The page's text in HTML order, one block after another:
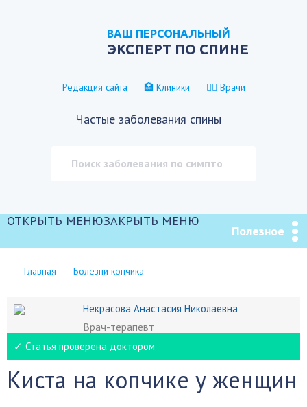
ВАШ ПЕРСОНАЛЬНЫЙ
ЭКСПЕРТ ПО СПИНЕ
Редакция сайта 🏥 Клиники 👨‍⚕️ Врачи
Частые заболевания спины
ОТКРЫТЬ МЕНЮЗАКРЫТЬ МЕНЮ
Полезное
Главная Болезни копчика
Некрасова Анастасия Николаевна
Врач-терапевт
✓ Статья проверена доктором
Киста на копчике у женщин